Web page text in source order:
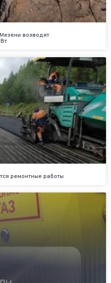
возводят
ремонтные работы